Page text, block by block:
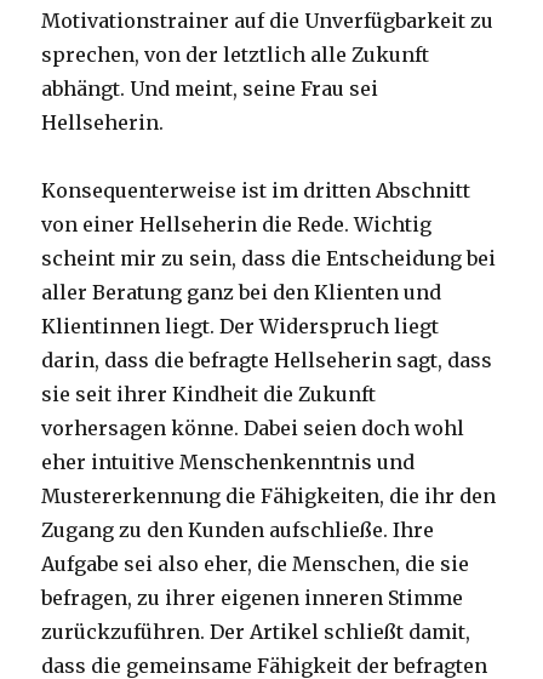
Motivationstrainer auf die Unverfügbarkeit zu
sprechen, von der letztlich alle Zukunft
abhängt. Und meint, seine Frau sei
Hellseherin.
Konsequenterweise ist im dritten Abschnitt
von einer Hellseherin die Rede. Wichtig
scheint mir zu sein, dass die Entscheidung bei
aller Beratung ganz bei den Klienten und
Klientinnen liegt. Der Widerspruch liegt
darin, dass die befragte Hellseherin sagt, dass
sie seit ihrer Kindheit die Zukunft
vorhersagen könne. Dabei seien doch wohl
eher intuitive Menschenkenntnis und
Mustererkennung die Fähigkeiten, die ihr den
Zugang zu den Kunden aufschließe. Ihre
Aufgabe sei also eher, die Menschen, die sie
befragen, zu ihrer eigenen inneren Stimme
zurückzuführen. Der Artikel schließt damit,
dass die gemeinsame Fähigkeit der befragten